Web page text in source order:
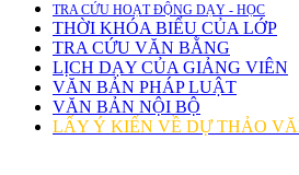
TRA CỨU HOẠT ĐỘNG DẠY - HỌC
THỜI KHÓA BIỂU CỦA LỚP
TRA CỨU VĂN BẰNG
LỊCH DẠY CỦA GIẢNG VIÊN
VĂN BẢN PHÁP LUẬT
VĂN BẢN NỘI BỘ
LẤY Ý KIẾN VỀ DỰ THẢO